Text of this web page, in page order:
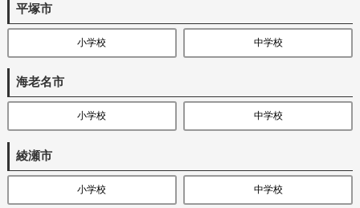
平塚市
小学校 中学校
海老名市
小学校 中学校
綾瀬市
小学校 中学校